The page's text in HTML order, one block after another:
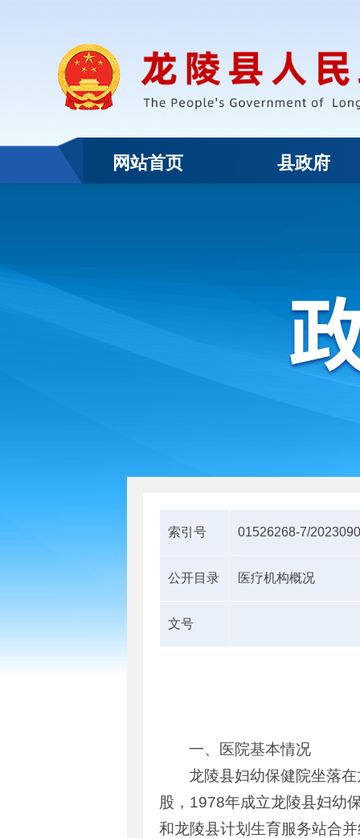
网站首页 县政府
索引号 01526268-7/
公开目录 医疗机构概况
文号
一、医院基本情况
龙陵县妇幼保健院坐落
股，1978年成立龙陵县妇幼
和龙陵县计划生育服务站合